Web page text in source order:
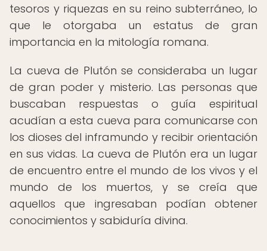
tesoros y riquezas en su reino subterráneo, lo
que le otorgaba un estatus de gran
importancia en la mitología romana.
La cueva de Plutón se consideraba un lugar
de gran poder y misterio. Las personas que
buscaban respuestas o guía espiritual
acudían a esta cueva para comunicarse con
los dioses del inframundo y recibir orientación
en sus vidas. La cueva de Plutón era un lugar
de encuentro entre el mundo de los vivos y el
mundo de los muertos, y se creía que
aquellos que ingresaban podían obtener
conocimientos y sabiduría divina.